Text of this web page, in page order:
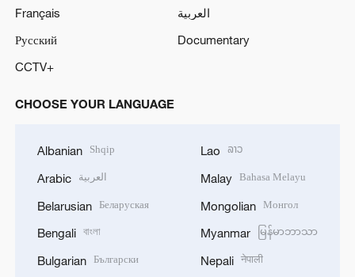
Français
العربية
Русский
Documentary
CCTV+
CHOOSE YOUR LANGUAGE
Albanian Shqip
Arabic العربية
Belarusian Беларуская
Bengali বাংলা
Bulgarian Български
Lao ລາວ
Malay Bahasa Melayu
Mongolian Монгол
Myanmar မြန်မာဘာသာ
Nepali नेपाली